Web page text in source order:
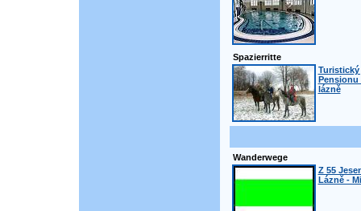
Spazierritte
Pensionu
lázně
Wanderwege
Z 55
Lázně -